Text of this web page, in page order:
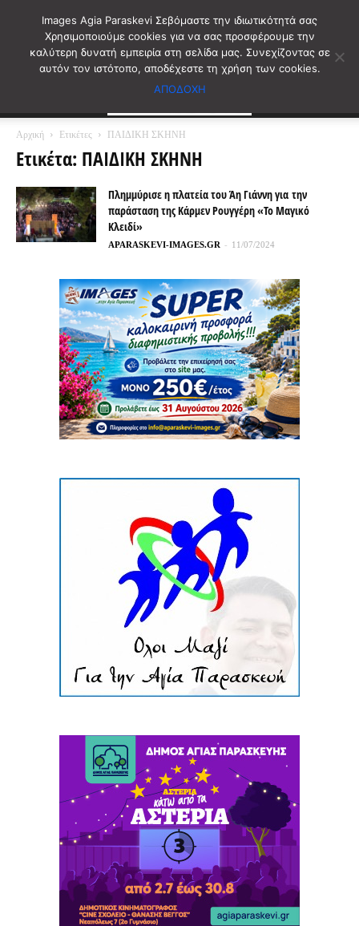
Αρχική Ετικέτες ΠΑΙΔΙΚΗ ΣΚΗΝΗ
Ετικέτα: ΠΑΙΔΙΚΗ ΣΚΗΝΗ
Πλημμύρισε η πλατεία του Άη Γιάννη για την
παράσταση της Κάρμεν Ρουγγέρη «Το Μαγικό
Κλειδί»
APARASKEVI-IMAGES.GR - 11/07/2024
Images Agia Paraskevi Σεβόμαστε την ιδιωτικότητά σας
Χρησιμοποιούμε cookies για να σας προσφέρουμε την
καλύτερη δυνατή εμπειρία στη σελίδα μας. Συνεχίζοντας σε
αυτόν τον ιστότοπο, αποδέχεστε τη χρήση των cookies.
ΑΠΟΔΟΧΗ